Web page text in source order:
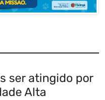
ser atingido por
Alta